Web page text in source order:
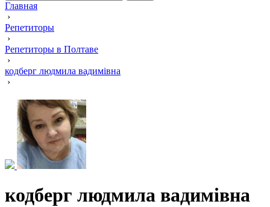
Главная
›
Репетиторы
›
Репетиторы в Полтаве
›
кодберг людмила вадимівна
›
кодберг людмила вадимівна